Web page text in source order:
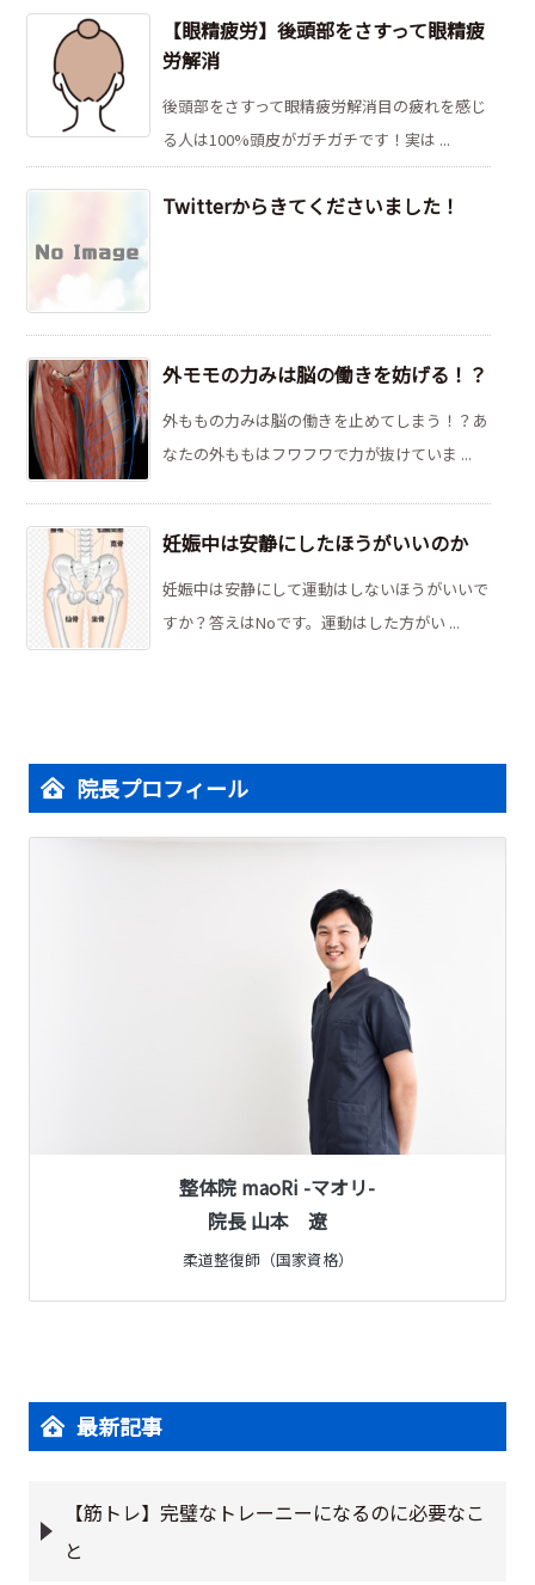
【眼精疲労】後頭部をさすって眼精疲
労解消
後頭部をさすって眼精疲労解消目の疲れを感じ
る人は100%頭皮がガチガチです！実は ...
Twitterからきてくださいました！
外モモの力みは脳の働きを妨げる！？
外ももの力みは脳の働きを止めてしまう！？あ
なたの外ももはフワフワで力が抜けていま ...
妊娠中は安静にしたほうがいいのか
妊娠中は安静にして運動はしないほうがいいで
すか？答えはNoです。運動はした方がい ...
院長プロフィール
整体院 maoRi -マオリ-
院長 山本 遼
柔道整復師（国家資格）
最新記事
【筋トレ】完璧なトレーニーになるのに必要なこ
と